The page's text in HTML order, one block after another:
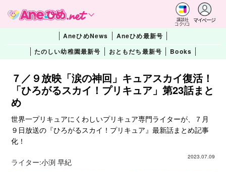
講談社
コクリコ
マイページ
AneひめNews
Aneひめ最新号
たのしい幼稚園最新号
おともだち最新号 Books
７／９放映「涙の神回」キュアスカイ復活！
「ひろがるスカイ！プリキュア」第23話まと
め
世界一プリキュアにくわしいプリキュア専門ライターが、７月
９日放送の『ひろがるスカイ！プリキュア』最新話まとめ記事
化！
2023.07.09
ライター:小渕 早紀